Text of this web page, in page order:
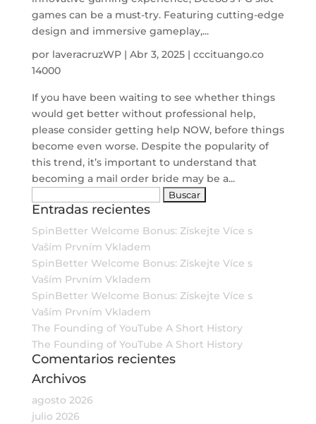
games can be a must-try. Featuring cutting-edge
design and immersive gameplay,...
por laveracruzWP| Abr 3, 2025| cccituango.co
14000
If you have been waiting to see whether things
would get better without professional help,
please consider getting help NOW, before things
become even worse. Despite the popularity of
this trend, it’s important to understand that
becoming a mail order bride may be a...
Entradas recientes
SpinBetter Welcome Bonus: Získejte Více s
Vaším Prvním Vkladem
SpinBetter Welcome Bonus: Získejte Více s
Vaším Prvním Vkladem
SpinBetter Welcome Bonus: Získejte Více s
Vaším Prvním Vkladem
The Founding of YouTube A Short History
The Founding of YouTube A Short History
Comentarios recientes
Archivos
agosto 2026
julio 2026